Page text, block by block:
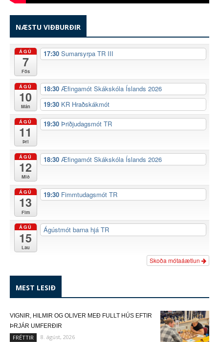
NÆSTU VIÐBURÐIR
ÁGÚ
7
Fös
17:30 Sumarsyrpa TR III
ÁGÚ
10
Mán
18:30 Æfingamót Skákskóla Íslands 2026
19:30 KR Hraðskákmót
ÁGÚ
11
Þri
19:30 Þriðjudagsmót TR
ÁGÚ
12
Mið
18:30 Æfingamót Skákskóla Íslands 2026
ÁGÚ
13
Fim
19:30 Fimmtudagsmót TR
ÁGÚ
15
Lau
Ágústmót barna hjá TR
Skoða mótaáætlun
MEST LESIÐ
VIGNIR, HILMIR OG OLIVER MEÐ FULLT HÚS EFTIR
ÞRJÁR UMFERÐIR
FRÉTTIR 8. ágúst, 2026